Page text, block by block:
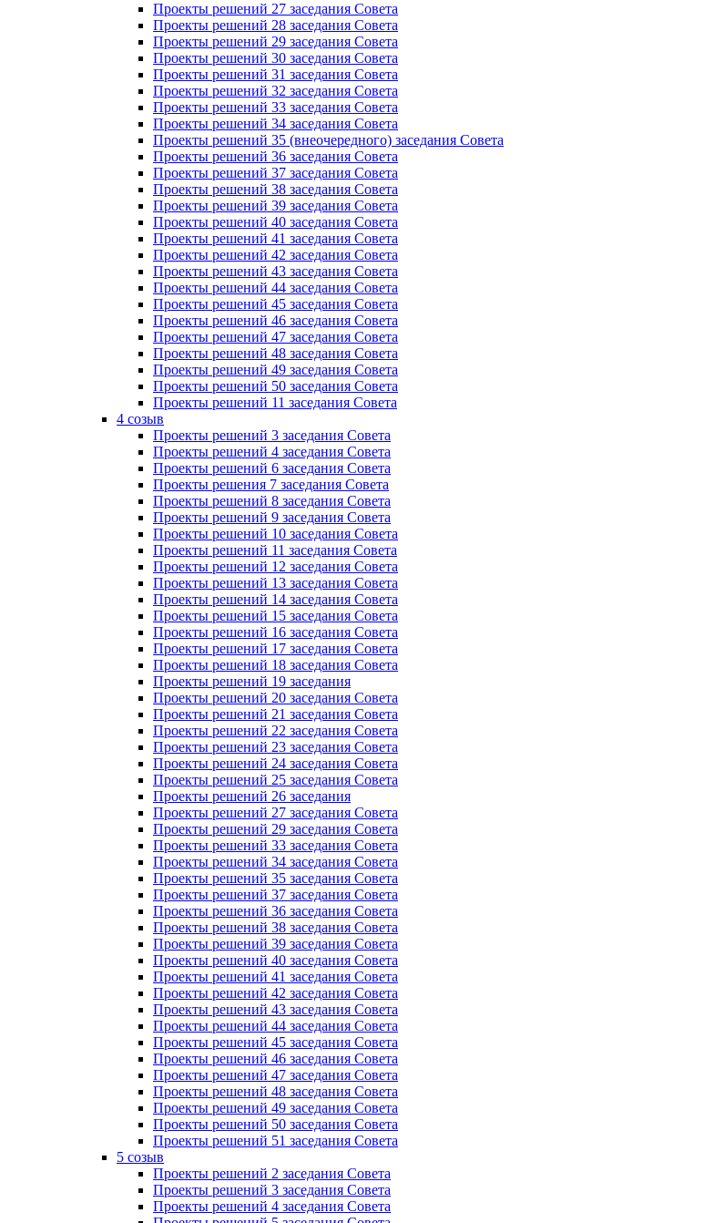
Проекты решений 27 заседания Совета
Проекты решений 28 заседания Совета
Проекты решений 29 заседания Совета
Проекты решений 30 заседания Совета
Проекты решений 31 заседания Совета
Проекты решений 32 заседания Совета
Проекты решений 33 заседания Совета
Проекты решений 34 заседания Совета
Проекты решений 35 (внеочередного) заседания Совета
Проекты решений 36 заседания Совета
Проекты решений 37 заседания Совета
Проекты решений 38 заседания Совета
Проекты решений 39 заседания Совета
Проекты решений 40 заседания Совета
Проекты решений 41 заседания Совета
Проекты решений 42 заседания Совета
Проекты решений 43 заседания Совета
Проекты решений 44 заседания Совета
Проекты решений 45 заседания Совета
Проекты решений 46 заседания Совета
Проекты решений 47 заседания Совета
Проекты решений 48 заседания Совета
Проекты решений 49 заседания Совета
Проекты решений 50 заседания Совета
Проекты решений 11 заседания Совета
4 созыв
Проекты решений 3 заседания Совета
Проекты решений 4 заседания Совета
Проекты решений 6 заседания Совета
Проекты решения 7 заседания Совета
Проекты решений 8 заседания Совета
Проекты решений 9 заседания Совета
Проекты решений 10 заседания Совета
Проекты решений 11 заседания Совета
Проекты решений 12 заседания Совета
Проекты решений 13 заседания Совета
Проекты решений 14 заседания Совета
Проекты решений 15 заседания Совета
Проекты решений 16 заседания Совета
Проекты решений 17 заседания Совета
Проекты решений 18 заседания Совета
Проекты решений 19 заседания
Проекты решений 20 заседания Совета
Проекты решений 21 заседания Совета
Проекты решений 22 заседания Совета
Проекты решений 23 заседания Совета
Проекты решений 24 заседания Совета
Проекты решений 25 заседания Совета
Проекты решений 26 заседания
Проекты решений 27 заседания Совета
Проекты решений 29 заседания Совета
Проекты решений 33 заседания Совета
Проекты решений 34 заседания Совета
Проекты решений 35 заседания Совета
Проекты решений 37 заседания Совета
Проекты решений 36 заседания Совета
Проекты решений 38 заседания Совета
Проекты решений 39 заседания Совета
Проекты решений 40 заседания Совета
Проекты решений 41 заседания Совета
Проекты решений 42 заседания Совета
Проекты решений 43 заседания Совета
Проекты решений 44 заседания Совета
Проекты решений 45 заседания Совета
Проекты решений 46 заседания Совета
Проекты решений 47 заседания Совета
Проекты решений 48 заседания Совета
Проекты решений 49 заседания Совета
Проекты решений 50 заседания Совета
Проекты решений 51 заседания Совета
5 созыв
Проекты решений 2 заседания Совета
Проекты решений 3 заседания Совета
Проекты решений 4 заседания Совета